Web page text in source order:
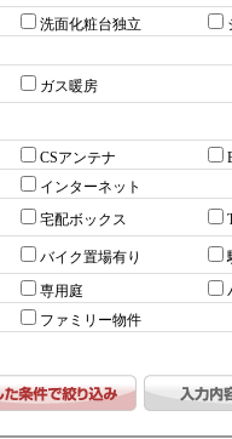
洗面化粧台独立
ガス暖房
CSアンテナ
インターネット
宅配ボックス
バイク置場有り
専用庭
ファミリー物件